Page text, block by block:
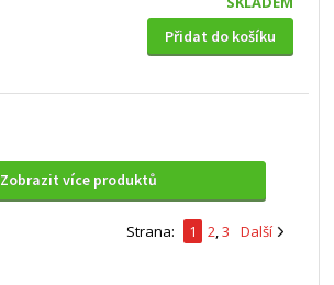
Přidat do košíku
Zobrazit více produktů
Strana: 1 2,3 Další